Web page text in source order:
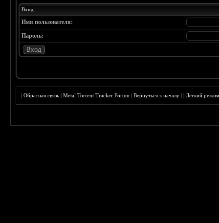
Вход
Имя пользователя:
Пароль:
|Обратная связь |Metal Torrent Tracker Forum |Вернуться к началу ||Лёгкий